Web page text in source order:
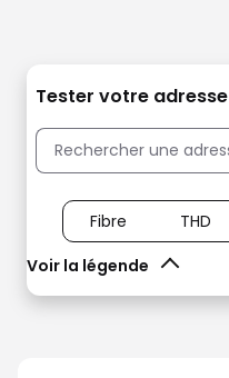
Tester votre adresse
Voir la légende
Fibre THD